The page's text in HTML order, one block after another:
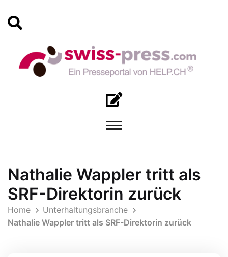
Nathalie Wappler tritt als
SRF-Direktorin zurück
Home
Unterhaltungsbranche
Nathalie Wappler tritt als SRF-Direktorin zurück